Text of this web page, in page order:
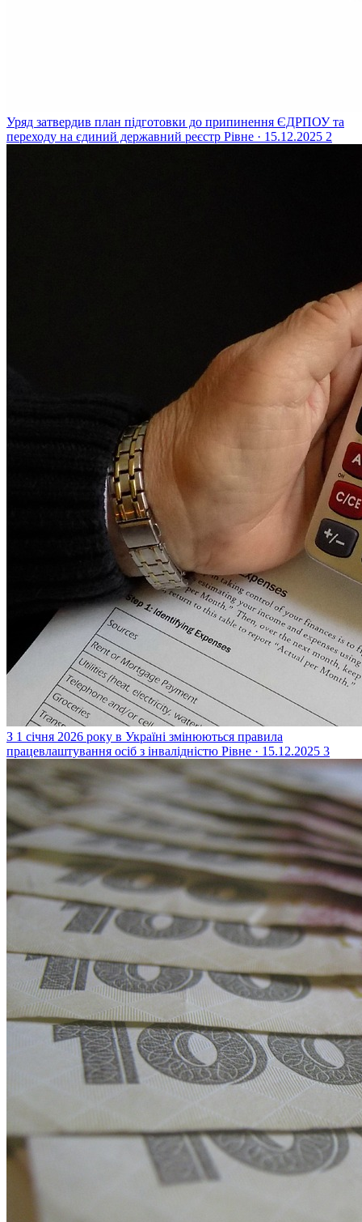
Уряд затвердив план підготовки до припинення ЄДРПОУ та
переходу на єдиний державний реєстр Рівне · 15.12.2025 2
З 1 січня 2026 року в Україні змінюються правила
працевлаштування осіб з інвалідністю Рівне · 15.12.2025 3